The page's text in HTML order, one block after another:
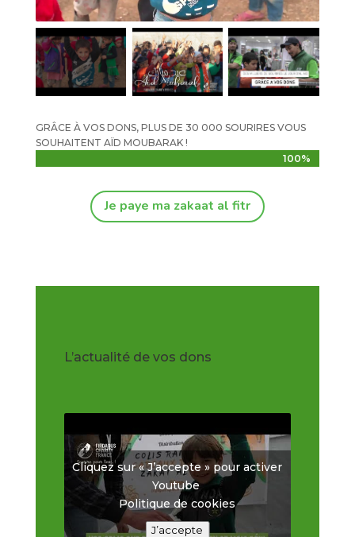
GRÂCE À VOS DONS, PLUS DE 30 000 SOURIRES VOUS
SOUHAITENT AÏD MOUBARAK !
100%
100%
Je paye ma zakaat al fitr
L’actualité de vos dons
Cliquez sur « J’accepte » pour activer
Youtube
Politique de cookies
J’accepte